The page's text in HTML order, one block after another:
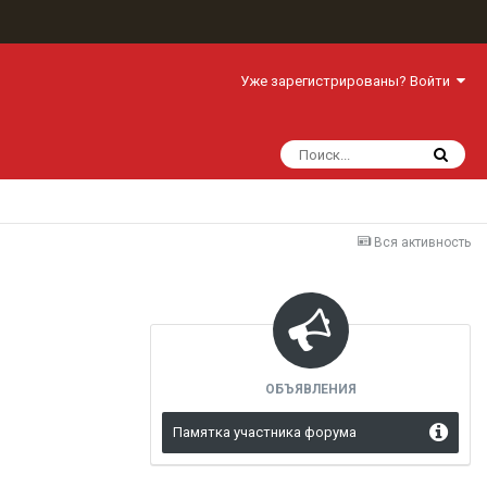
Уже зарегистрированы? Войти
Вся активность
ОБЪЯВЛЕНИЯ
Памятка участника форума